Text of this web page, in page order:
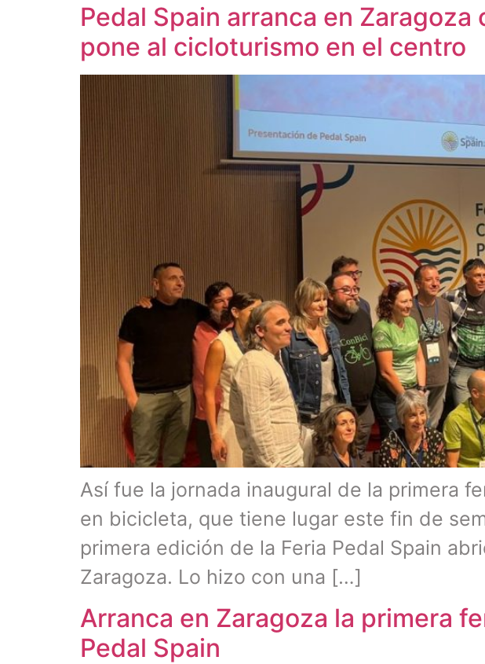
Pedal Spain arranca en
pone al cicloturismo en el centro
Así fue la jornada inaugural de la primera
en bicicleta, que tiene lugar este fin de
primera edición de la Feria Pedal Spain
Zaragoza. Lo hizo con una […]
Arranca en Zaragoza la primera
Pedal Spain